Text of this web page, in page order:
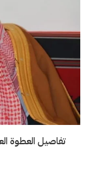
تفاصيل العطوة